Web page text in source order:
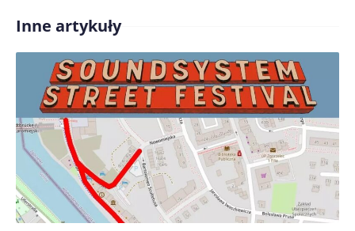
Treść komentarza*
Zapamiętaj moje dane w tej przeglądarce podczas
pisania kolejnych komentarzy.
Inne artykuły